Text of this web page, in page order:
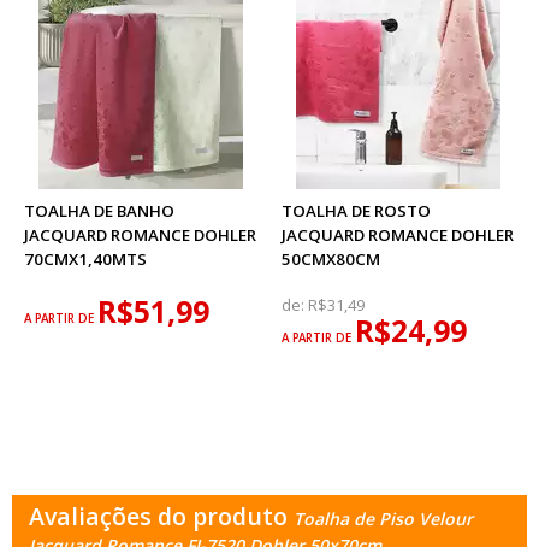
TOALHA DE BANHO
JACQUARD ROMANCE DOHLER
70CMX1,40MTS
A PARTIR DE R$51,99
TOALHA DE ROSTO
JACQUARD ROMANCE DOHLER
50CMX80CM
de: R$31,49
A PARTIR DE R$24,99
Avaliações do produto Toalha de Piso Velour